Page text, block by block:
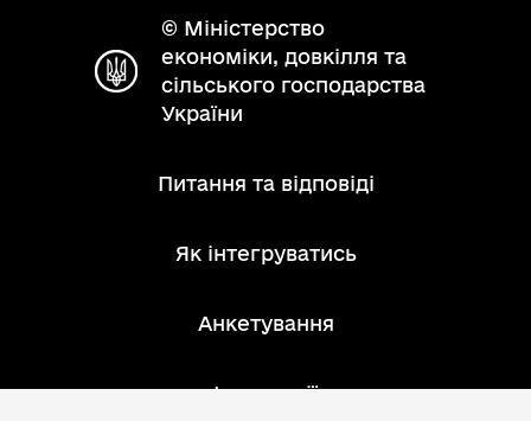
© Міністерство
економіки, довкілля та
сільського господарства
України
Питання та відповіді
Як інтегруватись
Анкетування
Інструкції